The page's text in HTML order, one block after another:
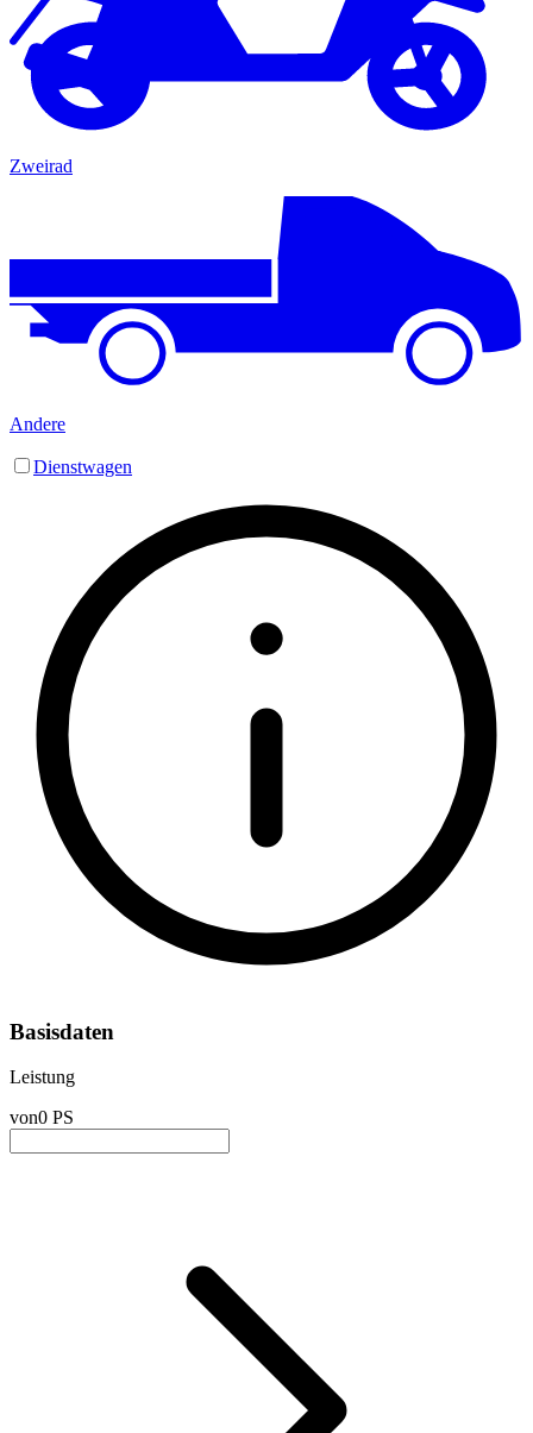
Zweirad
Andere
Dienstwagen
Basisdaten
Leistung
von0 PS